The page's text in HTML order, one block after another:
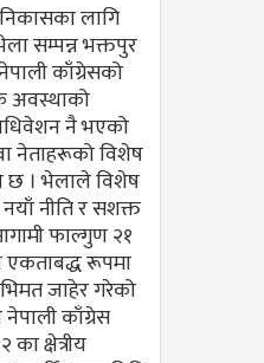
लागि
सम्पन्न भक्तपुर
काँग्रेसको
अवस्थाको
नै भएको
नेताहरूको विशेष
छ । भेलाले विशेष
नीति र सशक्त
फाल्गुण २१
एकताबद्ध रूपमा
जाहेर गरेको
काँग्रेस
का क्षेत्रीय